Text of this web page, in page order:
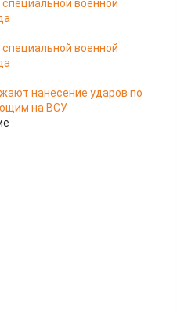
военной
военной
нанесение ударов по
на ВСУ